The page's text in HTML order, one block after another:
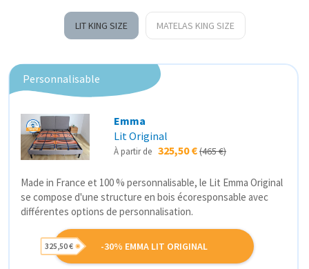
LIT KING SIZE MATELAS KING SIZE
Personnalisable
Emma
Lit Original
À partir de325,50 €(465 €)
Made in France et 100 % personnalisable, le Lit Emma Original
se compose d'une structure en bois écoresponsable avec
différentes options de personnalisation.
-30% EMMA LIT ORIGINAL
325,50 €